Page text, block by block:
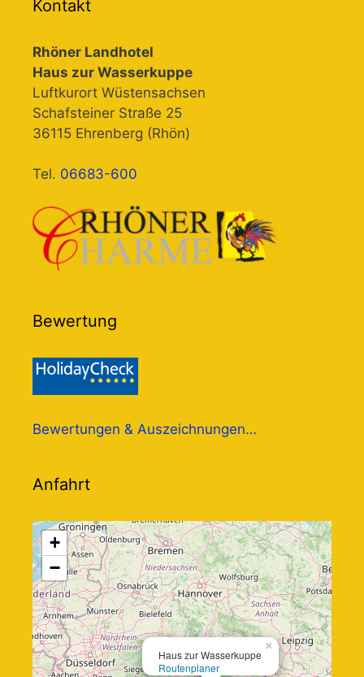
Kontakt
Rhöner Landhotel
Haus zur Wasserkuppe
Luftkurort Wüstensachsen
Schafsteiner Straße 25
36115 Ehrenberg (Rhön)
Tel. 06683-600
Bewertung
Bewertungen & Auszeichnungen…
Anfahrt
Haus zur Wasserkuppe
Routenplaner
×
+
−